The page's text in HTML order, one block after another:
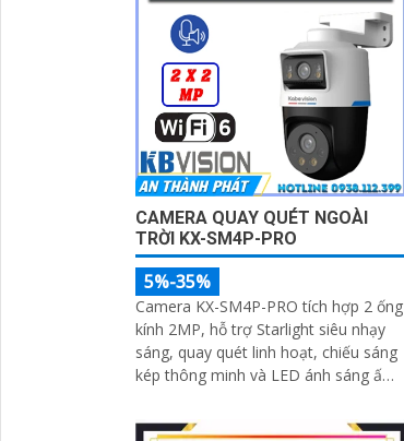
CAMERA QUAY QUÉT NGOÀI
TRỜI KX-SM4P-PRO
5%-35%
Camera KX-SM4P-PRO tích hợp 2 ống
kính 2MP, hỗ trợ Starlight siêu nhạy
sáng, quay quét linh hoạt, chiếu sáng
kép thông minh và LED ánh sáng ấm
biến lớn tối ưu hình ảnh ban đêm